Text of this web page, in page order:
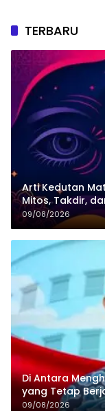
TERBARU
Arti Kedutan
Mitos, Takdir,
09/08/2026
Di Antara
yang Tetap
09/08/2026